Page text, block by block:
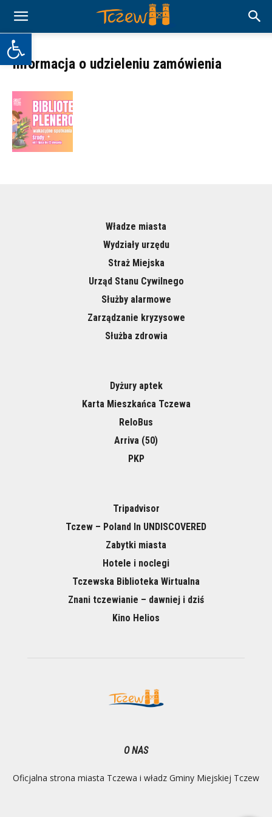
Otwórz pasek narzędzi
Informacja o udzieleniu zamówienia
Władze miasta
Wydziały urzędu
Straż Miejska
Urząd Stanu Cywilnego
Służby alarmowe
Zarządzanie kryzysowe
Służba zdrowia
Dyżury aptek
Karta Mieszkańca Tczewa
ReloBus
Arriva (50)
PKP
Tripadvisor
Tczew – Poland In UNDISCOVERED
Zabytki miasta
Hotele i noclegi
Tczewska Biblioteka Wirtualna
Znani tczewianie – dawniej i dziś
Kino Helios
O NAS
Oficjalna strona miasta Tczewa i władz Gminy Miejskiej Tczew